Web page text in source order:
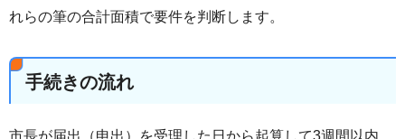
れらの筆の合計面積で要件を判断します。
手続きの流れ
市長が届出（申出）を受理した日から起算して3週間以内